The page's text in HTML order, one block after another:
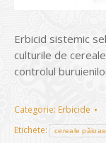
Erbicid sistemic
culturile de
controlul
Categorie: Erbicide
Etichete:
cereale